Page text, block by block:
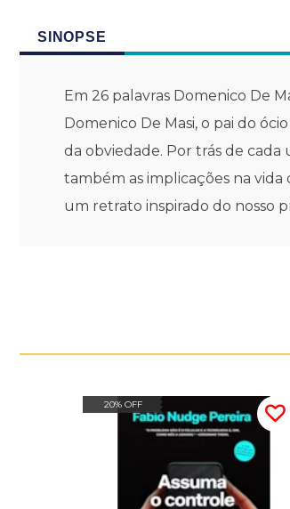
SINOPSE
Em 26 palavras Domenico De
Domenico De Masi, o pai do
da obviedade. Por trás de
também as implicações na
um retrato inspirado do nosso
20% OFF